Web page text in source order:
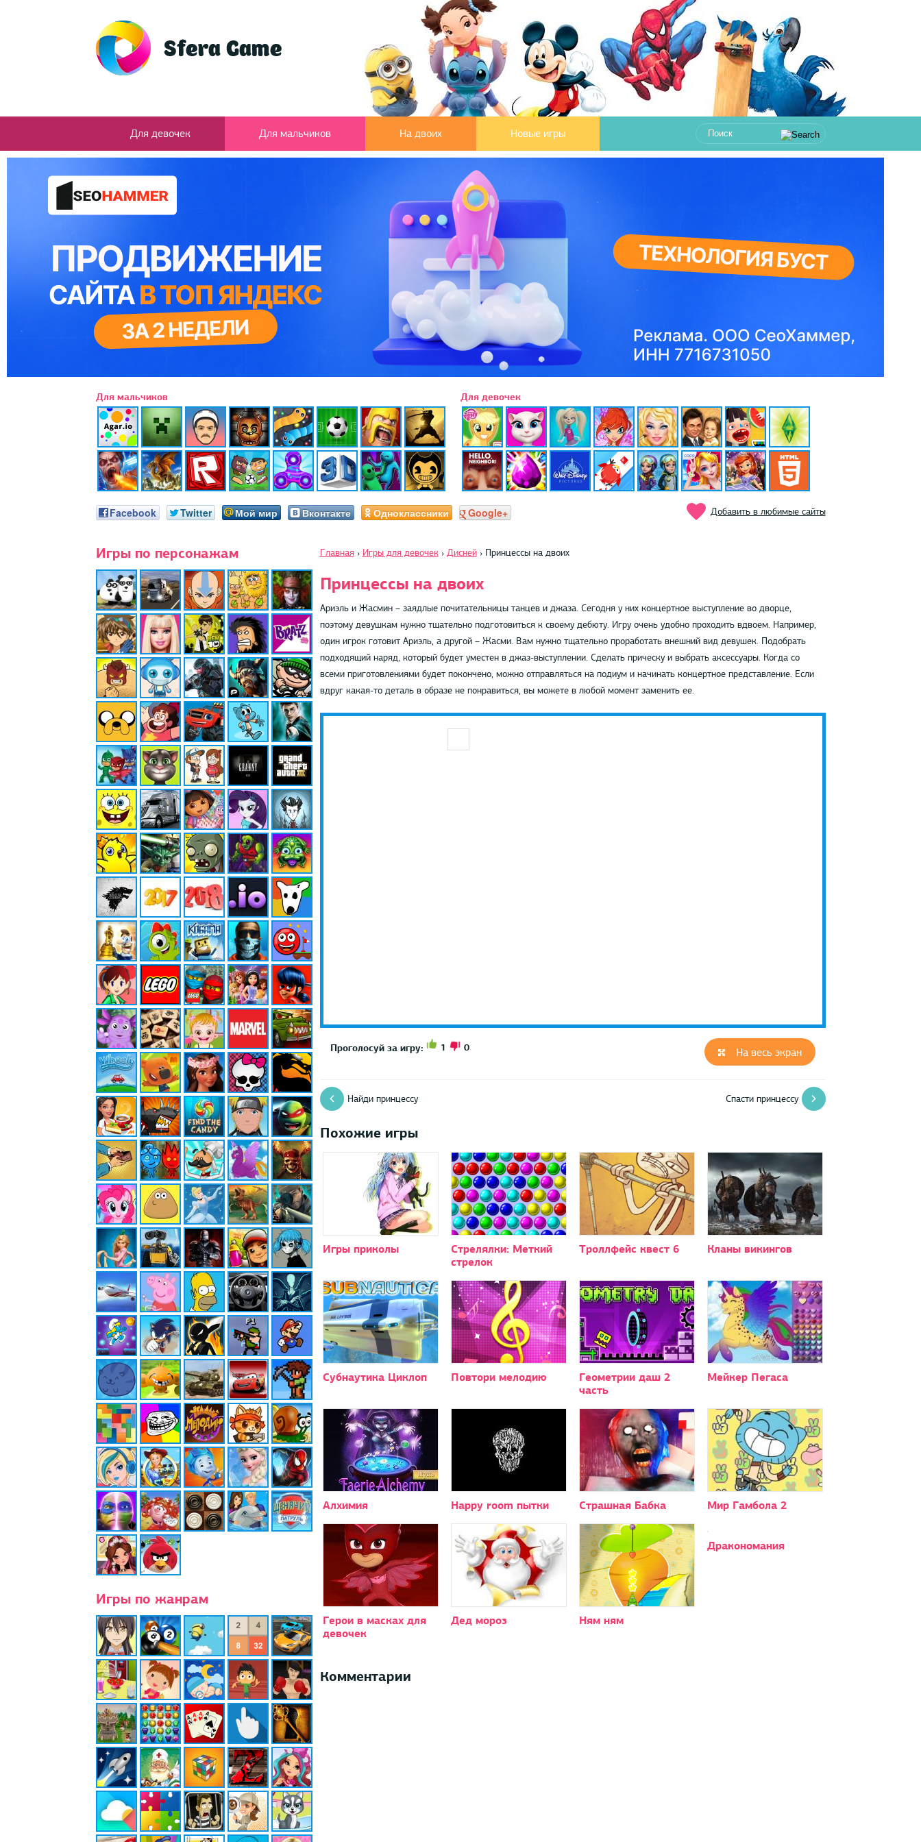
Для девочек Для мальчиков На двоих Новые игры
Для мальчиков Для девочек
Facebook Twitter Мой мир Вконтакте Одноклассники Google+ Добавить в любимые сайты
Игры по персонажам
Игры по жанрам
Главная › Игры для девочек › Дисней › Принцессы на двоих
Принцессы на двоих
Ариэль и Жасмин – заядлые почитательницы танцев и джаза. Сегодня у них концертное выступление во дворце,
поэтому девушкам нужно тщательно подготовиться к своему дебюту. Игру очень удобно проходить вдвоем. Например,
один игрок готовит Ариэль, а другой – Жасми. Вам нужно тщательно проработать внешний вид девушек. Подобрать
подходящий наряд, который будет уместен в джаз-выступлении. Сделать прическу и выбрать аксессуары. Когда со
всеми приготовлениями будет покончено, можно отправляться на подиум и начинать концертное представление. Если
вдруг какая-то деталь в образе не понравиться, вы можете в любой момент заменить ее.
На весь экран
Проголосуй за игру: 1 0
Найди принцессу Спасти принцессу
Похожие игры
Игры приколы
Стрелялки: Меткий
стрелок
Троллфейс квест 6 Кланы викингов
Субнаутика Циклоп Повтори мелодию
Геометрии даш 2
часть
Мейкер Пегаса
Алхимия Happy room пытки Страшная Бабка Мир Гамбола 2
Герои в масках для
девочек
Дед мороз Ням ням
Дракономания
Комментарии